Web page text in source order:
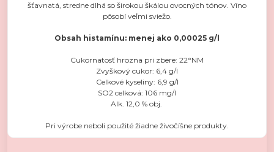
šťavnatá, stredne dlhá so širokou škálou ovocných tónov. Víno
pôsobí veľmi sviežo.
Obsah histamínu: menej ako 0,00025 g/l
Cukornatosť hrozna pri zbere: 22°NM
Zvyškový cukor: 6,4 g/l
Celkové kyseliny: 6,9 g/l
SO2 celková: 106 mg/l
Alk. 12,0 % obj.
Pri výrobe neboli použité žiadne živočíšne produkty.